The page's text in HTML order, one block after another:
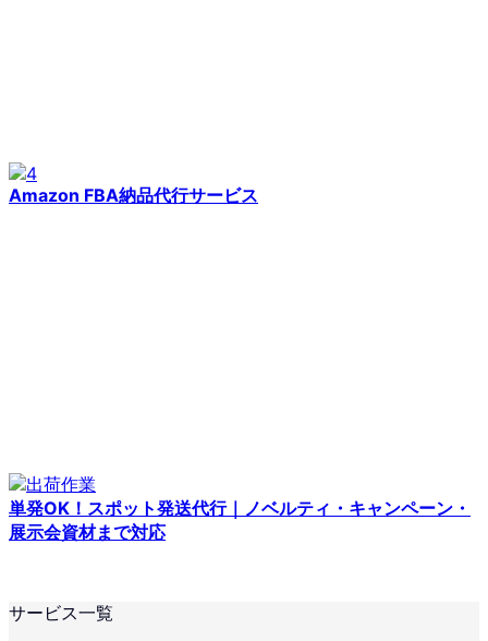
Amazon FBA納品代行サービス
単発OK！スポット発送代行｜ノベルティ・キャンペーン・
展示会資材まで対応
サービス一覧